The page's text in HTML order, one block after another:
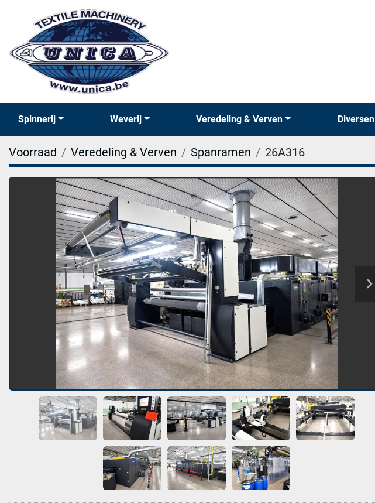
Spinnerij Weverij Veredeling & Verven Diversen
Voorraad Veredeling & Verven Spanramen 26A316